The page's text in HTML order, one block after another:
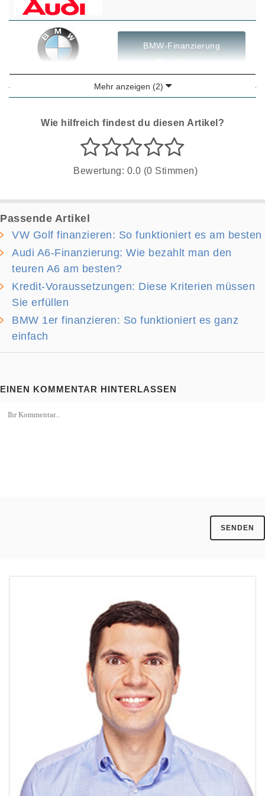
BMW-Finanzierung
Mehr anzeigen (2)
Wie hilfreich findest du diesen Artikel?
Bewertung: 0.0 (0 Stimmen)
Passende Artikel
VW Golf finanzieren: So funktioniert es am besten
Audi A6-Finanzierung: Wie bezahlt man den
teuren A6 am besten?
Kredit-Voraussetzungen: Diese Kriterien müssen
Sie erfüllen
BMW 1er finanzieren: So funktioniert es ganz
einfach
EINEN KOMMENTAR HINTERLASSEN